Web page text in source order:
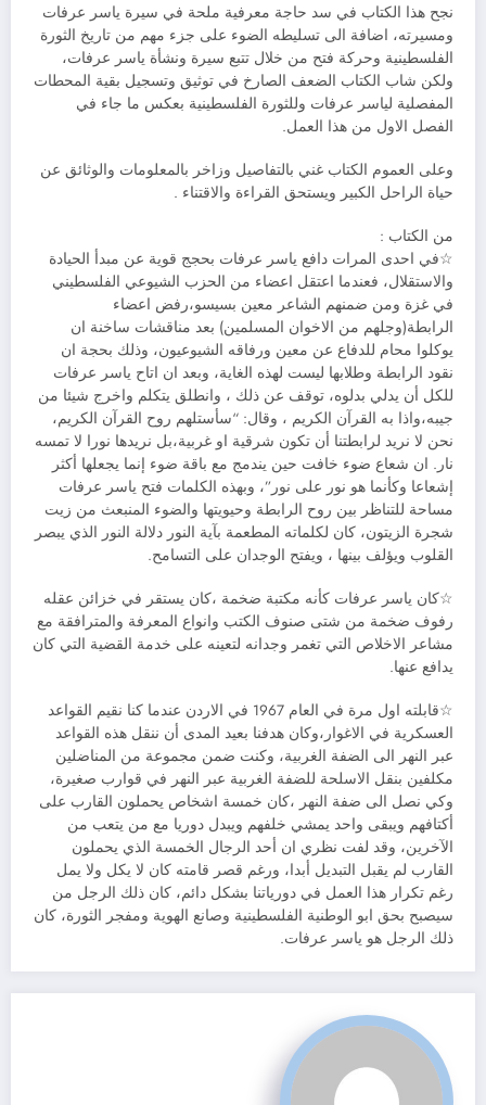
نجح هذا الكتاب في سد حاجة معرفية ملحة في سيرة ياسر عرفات
ومسيرته، اضافة الى تسليطه الضوء على جزء مهم من تاريخ الثورة
الفلسطينية وحركة فتح من خلال تتبع سيرة ونشأة ياسر عرفات،
ولكن شاب الكتاب الضعف الصارخ في توثيق وتسجيل بقية المحطات
المفصلية لياسر عرفات وللثورة الفلسطينية بعكس ما جاء في
الفصل الاول من هذا العمل.
وعلى العموم الكتاب غني بالتفاصيل وزاخر بالمعلومات والوثائق عن
حياة الراحل الكبير ويستحق القراءة والاقتناء .
من الكتاب :
☆في احدى المرات دافع ياسر عرفات بحجج قوية عن مبدأ الحيادة
والاستقلال، فعندما اعتقل اعضاء من الحزب الشيوعي الفلسطيني
في غزة ومن ضمنهم الشاعر معين بسيسو،رفض اعضاء
الرابطة(وجلهم من الاخوان المسلمين) بعد مناقشات ساخنة ان
يوكلوا محام للدفاع عن معين ورفاقه الشيوعيون، وذلك بحجة ان
نقود الرابطة وطلابها ليست لهذه الغاية، وبعد ان اتاح ياسر عرفات
للكل أن يدلي بدلوه، توقف عن ذلك ، وانطلق يتكلم واخرج شيئا من
جيبه،واذا به القرآن الكريم ، وقال: “سأستلهم روح القرآن الكريم،
نحن لا نريد لرابطتنا أن تكون شرقية او غربية،بل نريدها نورا لا تمسه
نار. ان شعاع ضوء خافت حين يندمج مع باقة ضوء إنما يجعلها أكثر
إشعاعا وكأنما هو نور على نور”، وبهذه الكلمات فتح ياسر عرفات
مساحة للتناظر بين روح الرابطة وحيويتها والضوء المنبعث من زيت
شجرة الزيتون، كان لكلماته المطعمة بآية النور دلالة النور الذي يبصر
القلوب ويؤلف بينها ، ويفتح الوجدان على التسامح.
☆كان ياسر عرفات كأنه مكتبة ضخمة ،كان يستقر في خزائن عقله
رفوف ضخمة من شتى صنوف الكتب وانواع المعرفة والمترافقة مع
مشاعر الاخلاص التي تغمر وجدانه لتعينه على خدمة القضية التي كان
يدافع عنها.
☆قابلته اول مرة في العام 1967 في الاردن عندما كنا نقيم القواعد
العسكرية في الاغوار،وكان هدفنا بعيد المدى أن ننقل هذه القواعد
عبر النهر الى الضفة الغربية، وكنت ضمن مجموعة من المناضلين
مكلفين بنقل الاسلحة للضفة الغربية عبر النهر في قوارب صغيرة،
وكي نصل الى ضفة النهر ،كان خمسة اشخاص يحملون القارب على
أكتافهم ويبقى واحد يمشي خلفهم ويبدل دوريا مع من يتعب من
الآخرين، وقد لفت نظري ان أحد الرجال الخمسة الذي يحملون
القارب لم يقبل التبديل أبدا، ورغم قصر قامته كان لا يكل ولا يمل
رغم تكرار هذا العمل في دورياتنا بشكل دائم، كان ذلك الرجل من
سيصبح بحق ابو الوطنية الفلسطينية وصانع الهوية ومفجر الثورة، كان
ذلك الرجل هو ياسر عرفات.